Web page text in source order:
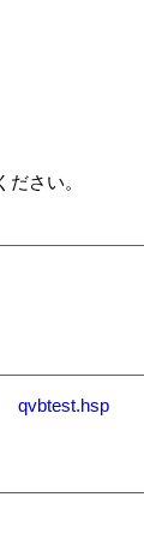
さい。
qvbtest.hsp